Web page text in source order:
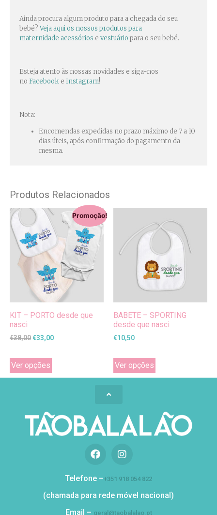
Produtos Relacionados
Promoção!
KIT – PORTO desde que
nasci
€38,00 €33,00
Ver opções
BABETE – SPORTING
desde que nasci
€10,50
Ver opções
Ainda procura algum produto para a chegada do seu
bebé?Veja aqui os nossos produtos para
maternidade acessórios e vestuário para o seu bebé.
Esteja atento às nossas novidades e siga-nos
no Facebook e Instagram!
Nota:
Encomendas expedidas no prazo máximo de 7 a 10
dias úteis, após confirmação do pagamento da
mesma.
Telefone –+351 918 054 822
(chamada para rede móvel nacional)
Email – geral@taobalalao.pt